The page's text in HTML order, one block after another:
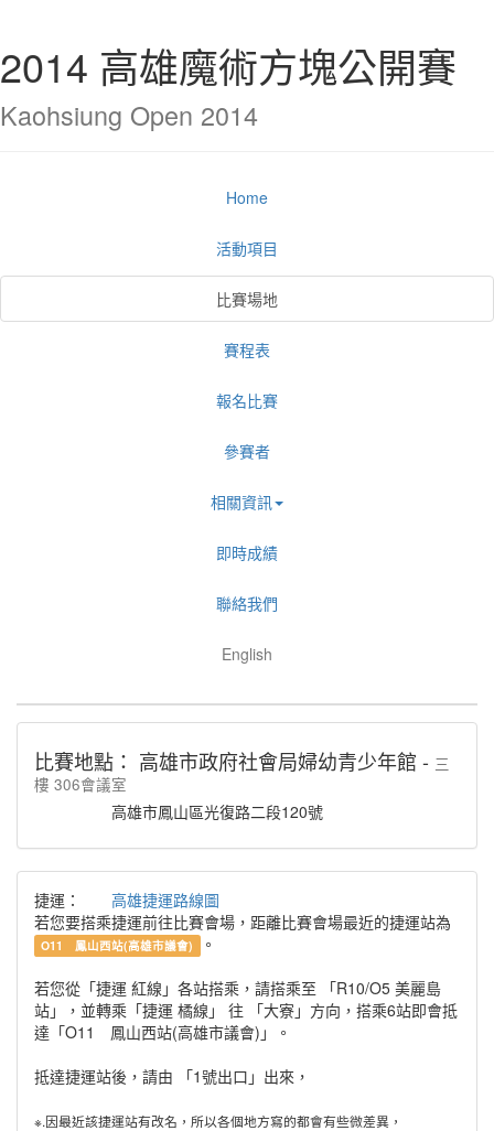
2014 高雄魔術方塊公開賽
Kaohsiung Open 2014
Home
活動項目
比賽場地
賽程表
報名比賽
參賽者
相關資訊
即時成績
聯絡我們
English
比賽地點： 高雄市政府社會局婦幼青少年館 - 三
樓 306會議室
高雄市鳳山區光復路二段120號
捷運： 高雄捷運路線圖
若您要搭乘捷運前往比賽會場，距離比賽會場最近的捷運站為
O11 鳳山西站(高雄市議會) 。
若您從「捷運 紅線」各站搭乘，請搭乘至 「R10/O5 美麗島
站」，並轉乘「捷運 橘線」 往 「大寮」方向，搭乘6站即會抵
達「O11 鳳山西站(高雄市議會)」。
抵達捷運站後，請由 「1號出口」出來，
※.因最近該捷運站有改名，所以各個地方寫的都會有些微差異，